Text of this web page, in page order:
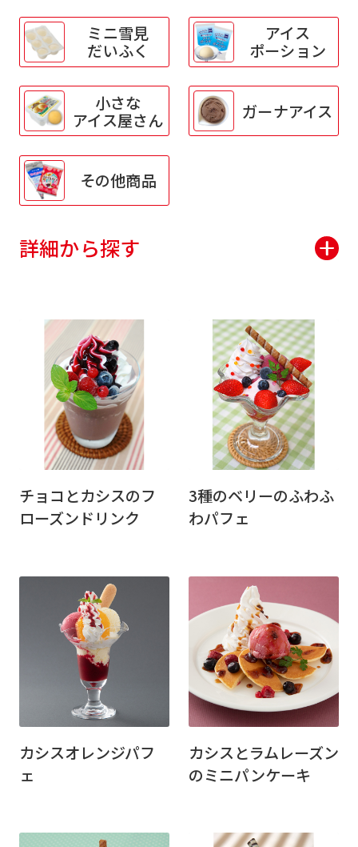
ミニ雪見
だいふく
アイス
ポーション
小さな
アイス屋さん ガーナアイス
その他商品
詳細から探す
チョコとカシスのフ
ローズンドリンク
3種のベリーのふわふ
わパフェ
カシスオレンジパフ
ェ
カシスとラムレーズン
のミニパンケーキ